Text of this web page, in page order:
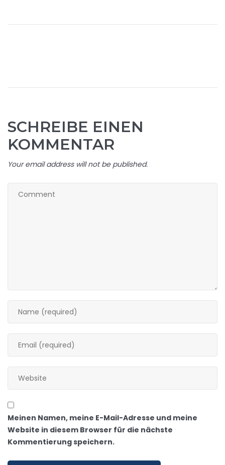
SCHREIBE EINEN
KOMMENTAR
Your email address will not be published.
Meinen Namen, meine E-Mail-Adresse und meine
Website in diesem Browser für die nächste
Kommentierung speichern.